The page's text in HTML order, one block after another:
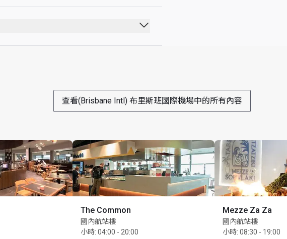
查看(Brisbane Intl) 布里斯班國際機場中的所有內容
The Common
國內航站樓
小時: 04:00 - 20:00
Mezze Za Za
國內航站樓
小時: 08:30 - 19:00